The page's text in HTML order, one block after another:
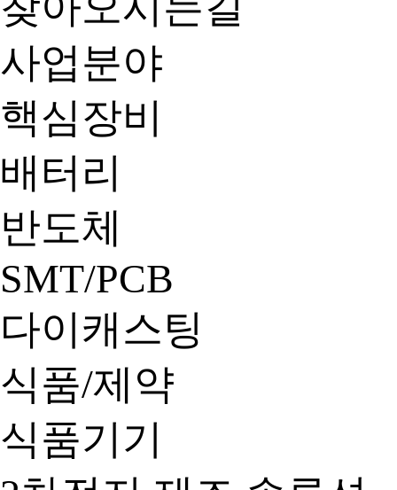
사업분야
핵심장비
배터리
반도체
SMT/PCB
다이캐스팅
식품/제약
식품기기